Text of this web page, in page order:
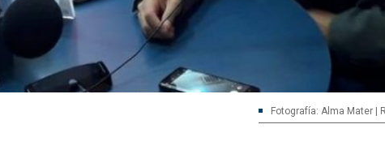
Fotografía: Alma Mater |